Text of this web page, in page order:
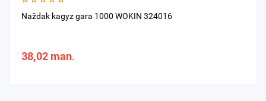
Naždak kagyz gara 1000 WOKIN 324016
38,02 man.